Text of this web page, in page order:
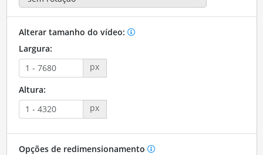
Alterar tamanho do vídeo:
Largura:
px
Altura:
px
Opções de redimensionamento